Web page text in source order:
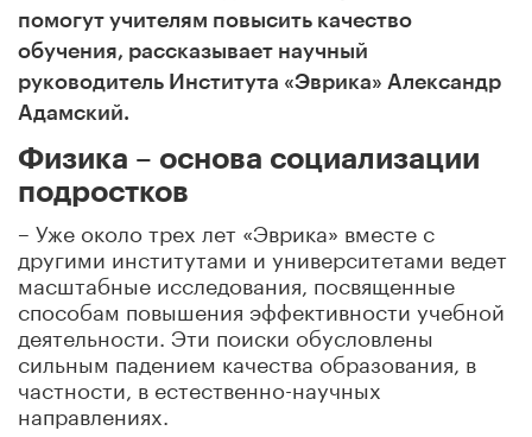
помогут учителям повысить качество
обучения, рассказывает научный
руководитель Института «Эврика» Александр
Адамский.
Физика – основа социализации
подростков
– Уже около трех лет «Эврика» вместе с
другими институтами и университетами ведет
масштабные исследования, посвященные
способам повышения эффективности учебной
деятельности. Эти поиски обусловлены
сильным падением качества образования, в
частности, в естественно-научных
направлениях.